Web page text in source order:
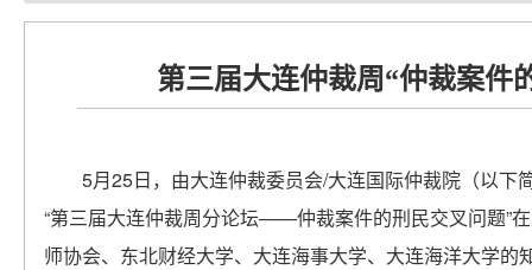
第三届大连仲裁周“仲裁案件
5月25日，由大连仲裁委员会/大连国际仲裁院（以下
“第三届大连仲裁周分论坛——仲裁案件的刑民交叉问题”
师协会、东北财经大学、大连海事大学、大连海洋大学